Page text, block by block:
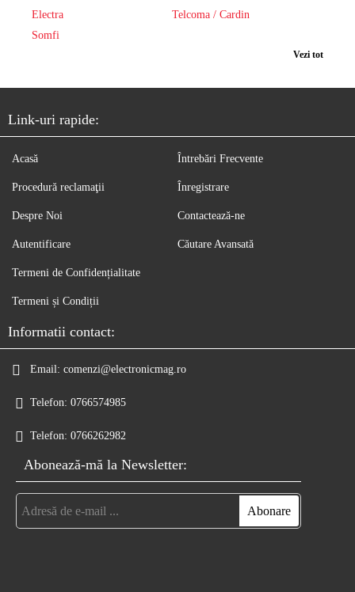
Electra
Telcoma / Cardin
Somfi
Vezi tot
Link-uri rapide:
Acasă
Procedură reclamaţii
Despre Noi
Autentificare
Întrebări Frecvente
Înregistrare
Contactează-ne
Căutare Avansată
Termeni de Confidențialitate
Termeni și Condiții
Informatii contact:
Email: comenzi@electronicmag.ro
Telefon: 0766574985
Telefon: 0766262982
Abonează-mă la Newsletter: